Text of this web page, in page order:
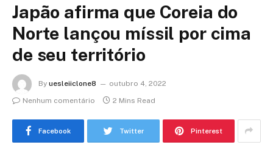
Japão afirma que Coreia do
Norte lançou míssil por cima
de seu território
By uesleiiclone8
outubro 4, 2022
Nenhum comentário
2 Mins Read
Facebook Twitter Pinterest